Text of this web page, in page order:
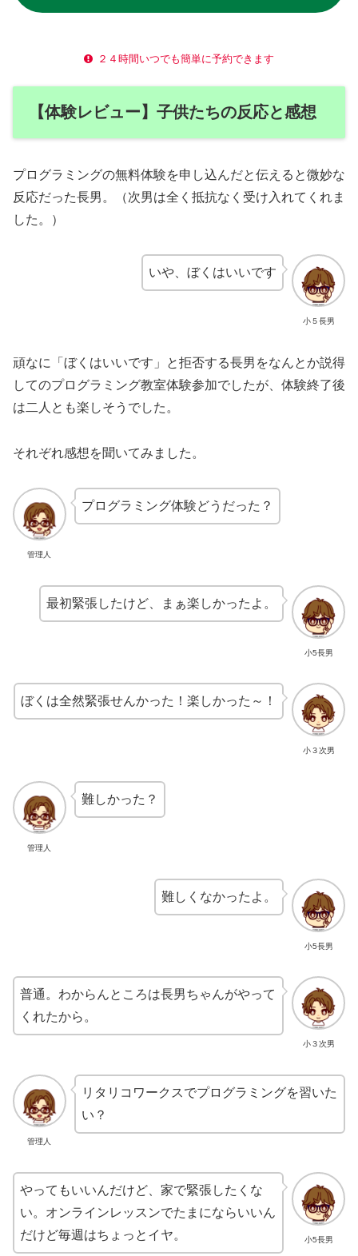
２４時間いつでも簡単に予約できます
【体験レビュー】子供たちの反応と感想
プログラミングの無料体験を申し込んだと伝えると微妙な
反応だった長男。（次男は全く抵抗なく受け入れてくれま
した。）
小５長男
いや、ぼくはいいです
頑なに「ぼくはいいです」と拒否する長男をなんとか説得
してのプログラミング教室体験参加でしたが、体験終了後
は二人とも楽しそうでした。
それぞれ感想を聞いてみました。
管理人
プログラミング体験どうだった？
小5長男
最初緊張したけど、まぁ楽しかったよ。
小３次男
ぼくは全然緊張せんかった！楽しかった～！
管理人
難しかった？
小5長男
難しくなかったよ。
小３次男
普通。わからんところは長男ちゃんがやって
くれたから。
管理人
リタリコワークスでプログラミングを習いた
い？
小5長男
やってもいいんだけど、家で緊張したくな
い。オンラインレッスンでたまにならいいん
だけど毎週はちょっとイヤ。